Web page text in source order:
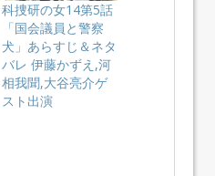
科捜研の女14第5話
「国会議員と警察
犬」あらすじ＆ネタ
バレ 伊藤かずえ,河
相我聞,大谷亮介ゲ
スト出演